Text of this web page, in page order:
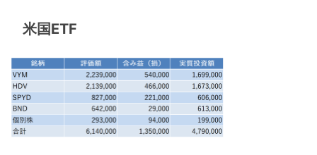
米国ETF